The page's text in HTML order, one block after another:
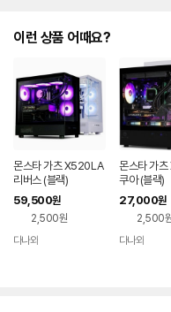
이런 상품 어때요?
몬스타 가츠 X520LA
리버스 (블랙)
59,500원
2,500원
다나와
몬스타 가
쿠아 (블랙)
27,000원
2,500
다나와